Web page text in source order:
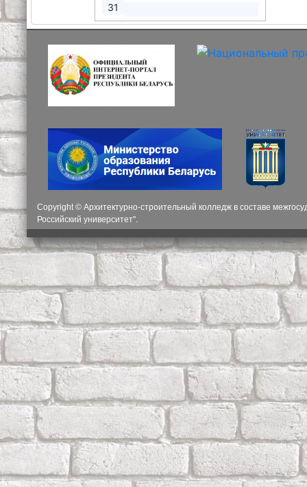
31
Copyright © Архитектурно-строительный колледж в составе
Российский университет".